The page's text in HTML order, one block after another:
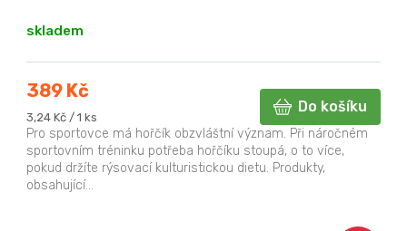
skladem
389 Kč
Měrná
cena:
3,24 Kč / 1 ks
Do košíku
Pro sportovce má hořčík obzvláštní význam. Při náročném
sportovním tréninku potřeba hořčíku stoupá, o to více,
pokud držíte rýsovací kulturistickou dietu. Produkty,
obsahující...